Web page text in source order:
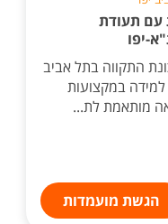
עם תעודת
יפו
התקווה בתל אביב
במקצועות
מותאמת לת...
הגשת מועמדות